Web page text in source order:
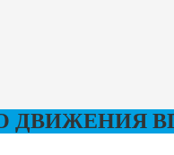
ДВИЖЕНИЯ